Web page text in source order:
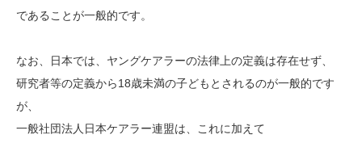
であることが一般的です。
なお、日本では、ヤングケアラーの法律上の定義は存在せず、
研究者等の定義から18歳未満の子どもとされるのが一般的です
が、
一般社団法人日本ケアラー連盟は、これに加えて